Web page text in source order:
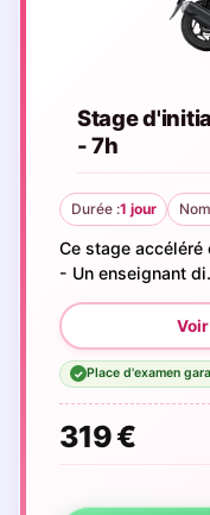
Stage
- 7h
Durée :1 jour
Ce stage accéléré
- Un enseignant
✓ Place d'examen
319 €